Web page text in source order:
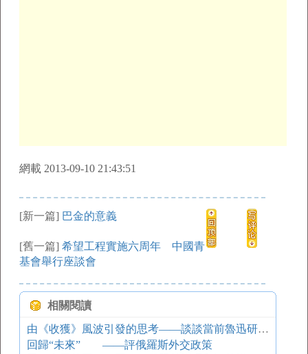
網載 2013-09-10 21:43:51
[新一篇] 巴金的意義
[舊一篇] 希望工程實施六周年 中國青
基會舉行座談會
相關閱讀
由《收獲》風波引發的思考——談談當前魯迅研究的熱點問題
回歸“未來” ——評俄羅斯外交政策